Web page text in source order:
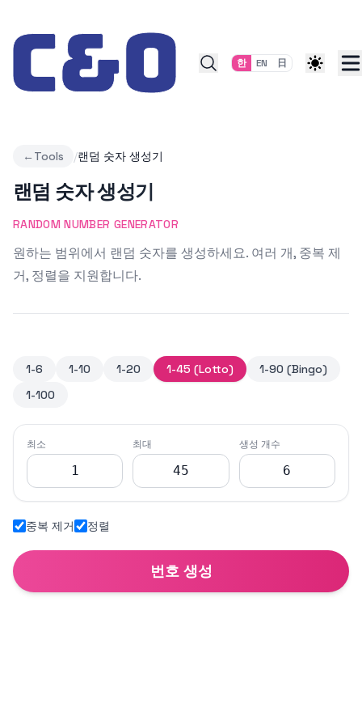
한 EN 日
← Tools /랜덤 숫자 생성기
랜덤 숫자 생성기
RANDOM NUMBER GENERATOR
원하는 범위에서 랜덤 숫자를 생성하세요. 여러 개, 중복 제
거, 정렬을 지원합니다.
1-6 1-10 1-20 1-45 (Lotto)
1-90 (Bingo)
1-100
최소 최대 생성 개수
중복 제거 정렬
번호 생성